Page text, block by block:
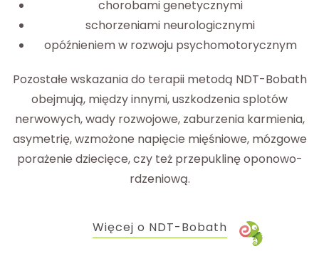
chorobami genetycznymi
schorzeniami neurologicznymi
opóźnieniem w rozwoju psychomotorycznym
Pozostałe wskazania do terapii metodą NDT-Bobath
obejmują, między innymi, uszkodzenia splotów
nerwowych, wady rozwojowe, zaburzenia karmienia,
asymetrię, wzmożone napięcie mięśniowe, mózgowe
porażenie dziecięce, czy też przepuklinę oponowo-
rdzeniową.
Więcej o NDT-Bobath